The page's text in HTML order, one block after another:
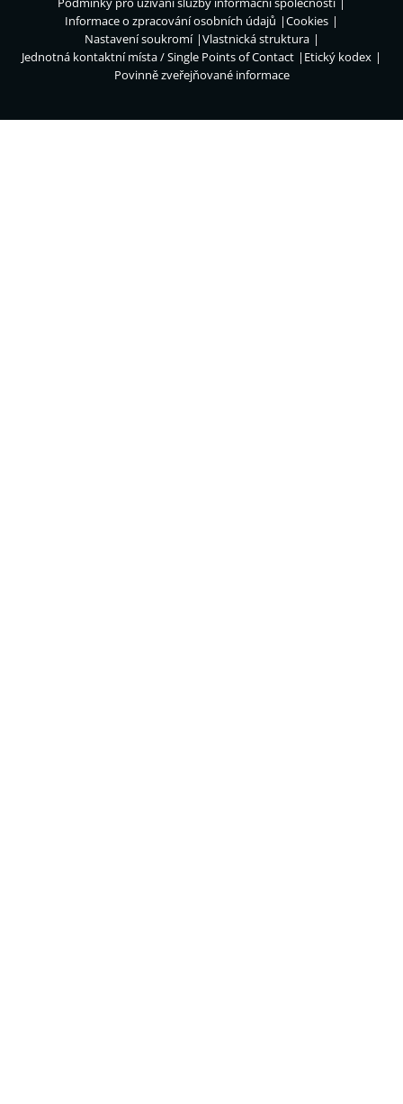
Informace o zpracování osobních údajů
Cookies
Nastavení soukromí
Vlastnická struktura
Jednotná kontaktní místa / Single Points of Contact
Etický kodex
Povinně zveřejňované informace